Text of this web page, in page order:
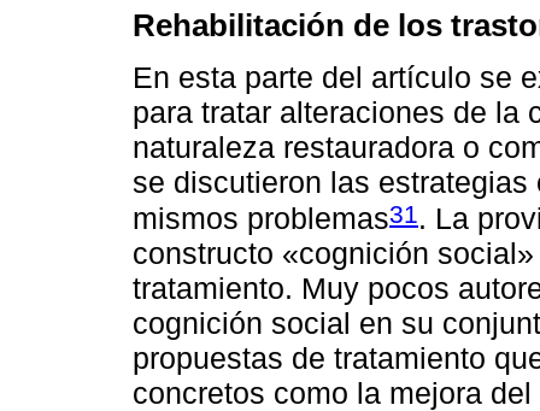
Rehabilitación de los
En esta parte del artículo se
para tratar alteraciones de la
naturaleza restauradora o
se discutieron las
mismos problemas31. La
constructo «cognición
tratamiento. Muy pocos
cognición social en su
propuestas de tratamiento
concretos como la mejora